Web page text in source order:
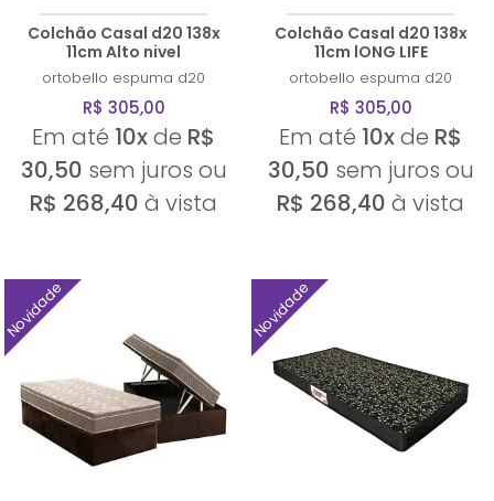
Colchão Casal d20 138x
11cm Alto nivel
ortobello espuma d20
R$ 305,00
Em até 10xde R$
30,50 sem juros ou
R$ 268,40 à vista
Colchão Casal d20 138x
11cm lONG LIFE
ortobello espuma d20
R$ 305,00
Em até 10xde R$
30,50 sem juros ou
R$ 268,40 à vista
Novidade Novidade